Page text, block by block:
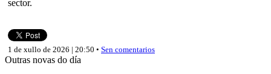
sector.
1 de xullo de 2026 | 20:50 • Sen comentarios
Outras novas do día